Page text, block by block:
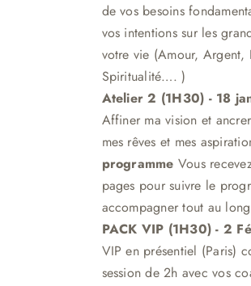
de vos besoins
vos intentions sur les
votre vie (Amour, Argent,
Spiritualité…. )
Atelier 2 (1H30) - 18
Affiner ma vision et
mes rêves et mes
programme Vous
pages pour suivre le
accompagner tout au long
PACK VIP (1H30) - 2
VIP en présentiel (Paris)
session de 2h avec vos